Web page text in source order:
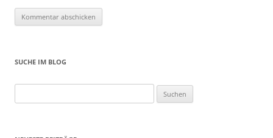
SUCHE IM BLOG
nach: